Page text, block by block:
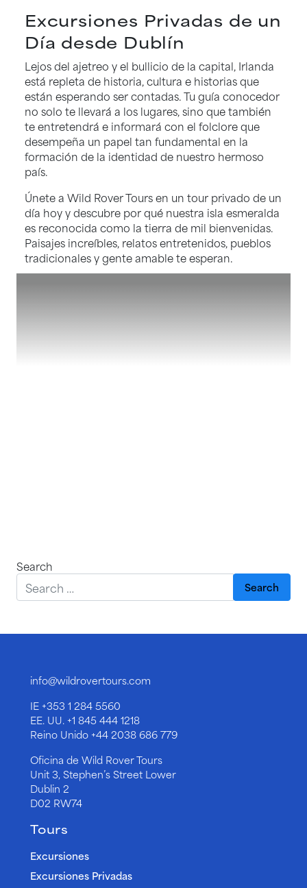
Excursiones Privadas de un
Día desde Dublín
Lejos del ajetreo y el bullicio de la capital, Irlanda
está repleta de historia, cultura e historias que
están esperando ser contadas. Tu guía conocedor
no solo te llevará a los lugares, sino que también
te entretendrá e informará con el folclore que
desempeña un papel tan fundamental en la
formación de la identidad de nuestro hermoso
país.
Únete a Wild Rover Tours en un tour privado de un
día hoy y descubre por qué nuestra isla esmeralda
es reconocida como la tierra de mil bienvenidas.
Paisajes increíbles, relatos entretenidos, pueblos
tradicionales y gente amable te esperan.
Search
info@wildrovertours.com
IE+353 1 284 5560
EE. UU. +1 845 444 1218
Reino Unido+44 2038 686 779
Oficina de Wild Rover Tours
Unit 3, Stephen’s Street Lower
Dublin 2
D02 RW74
Tours
Excursiones
Excursiones Privadas